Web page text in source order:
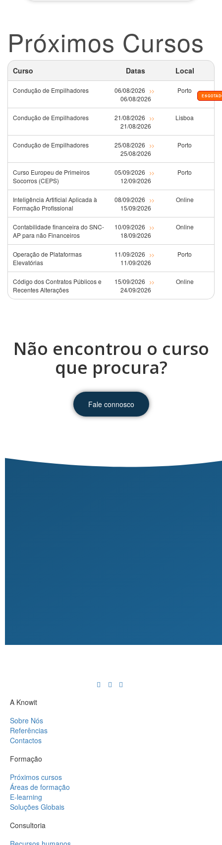
Próximos Cursos
Curso Datas Local
Condução de Empilhadores 06/08/2026 >>
06/08/2026
Porto
Condução de Empilhadores 21/08/2026 >>
21/08/2026
Lisboa
Condução de Empilhadores 25/08/2026 >>
25/08/2026
Porto
Curso Europeu de Primeiros
Socorros (CEPS)
05/09/2026 >>
12/09/2026
Porto
Inteligência Artificial Aplicada à
Formação Profissional
08/09/2026 >>
15/09/2026
Online
Contabilidade financeira do SNC-
AP para não Financeiros
10/09/2026 >>
18/09/2026
Online
Operação de Plataformas
Elevatórias
11/09/2026 >>
11/09/2026
Porto
Código dos Contratos Públicos e
Recentes Alterações
15/09/2026 >>
24/09/2026
Online
Não encontrou o curso
que procura?
Fale connosco
A Knowit
Sobre Nós
Referências
Contactos
Formação
Próximos cursos
Áreas de formação
E-learning
Soluções Globais
Consultoria